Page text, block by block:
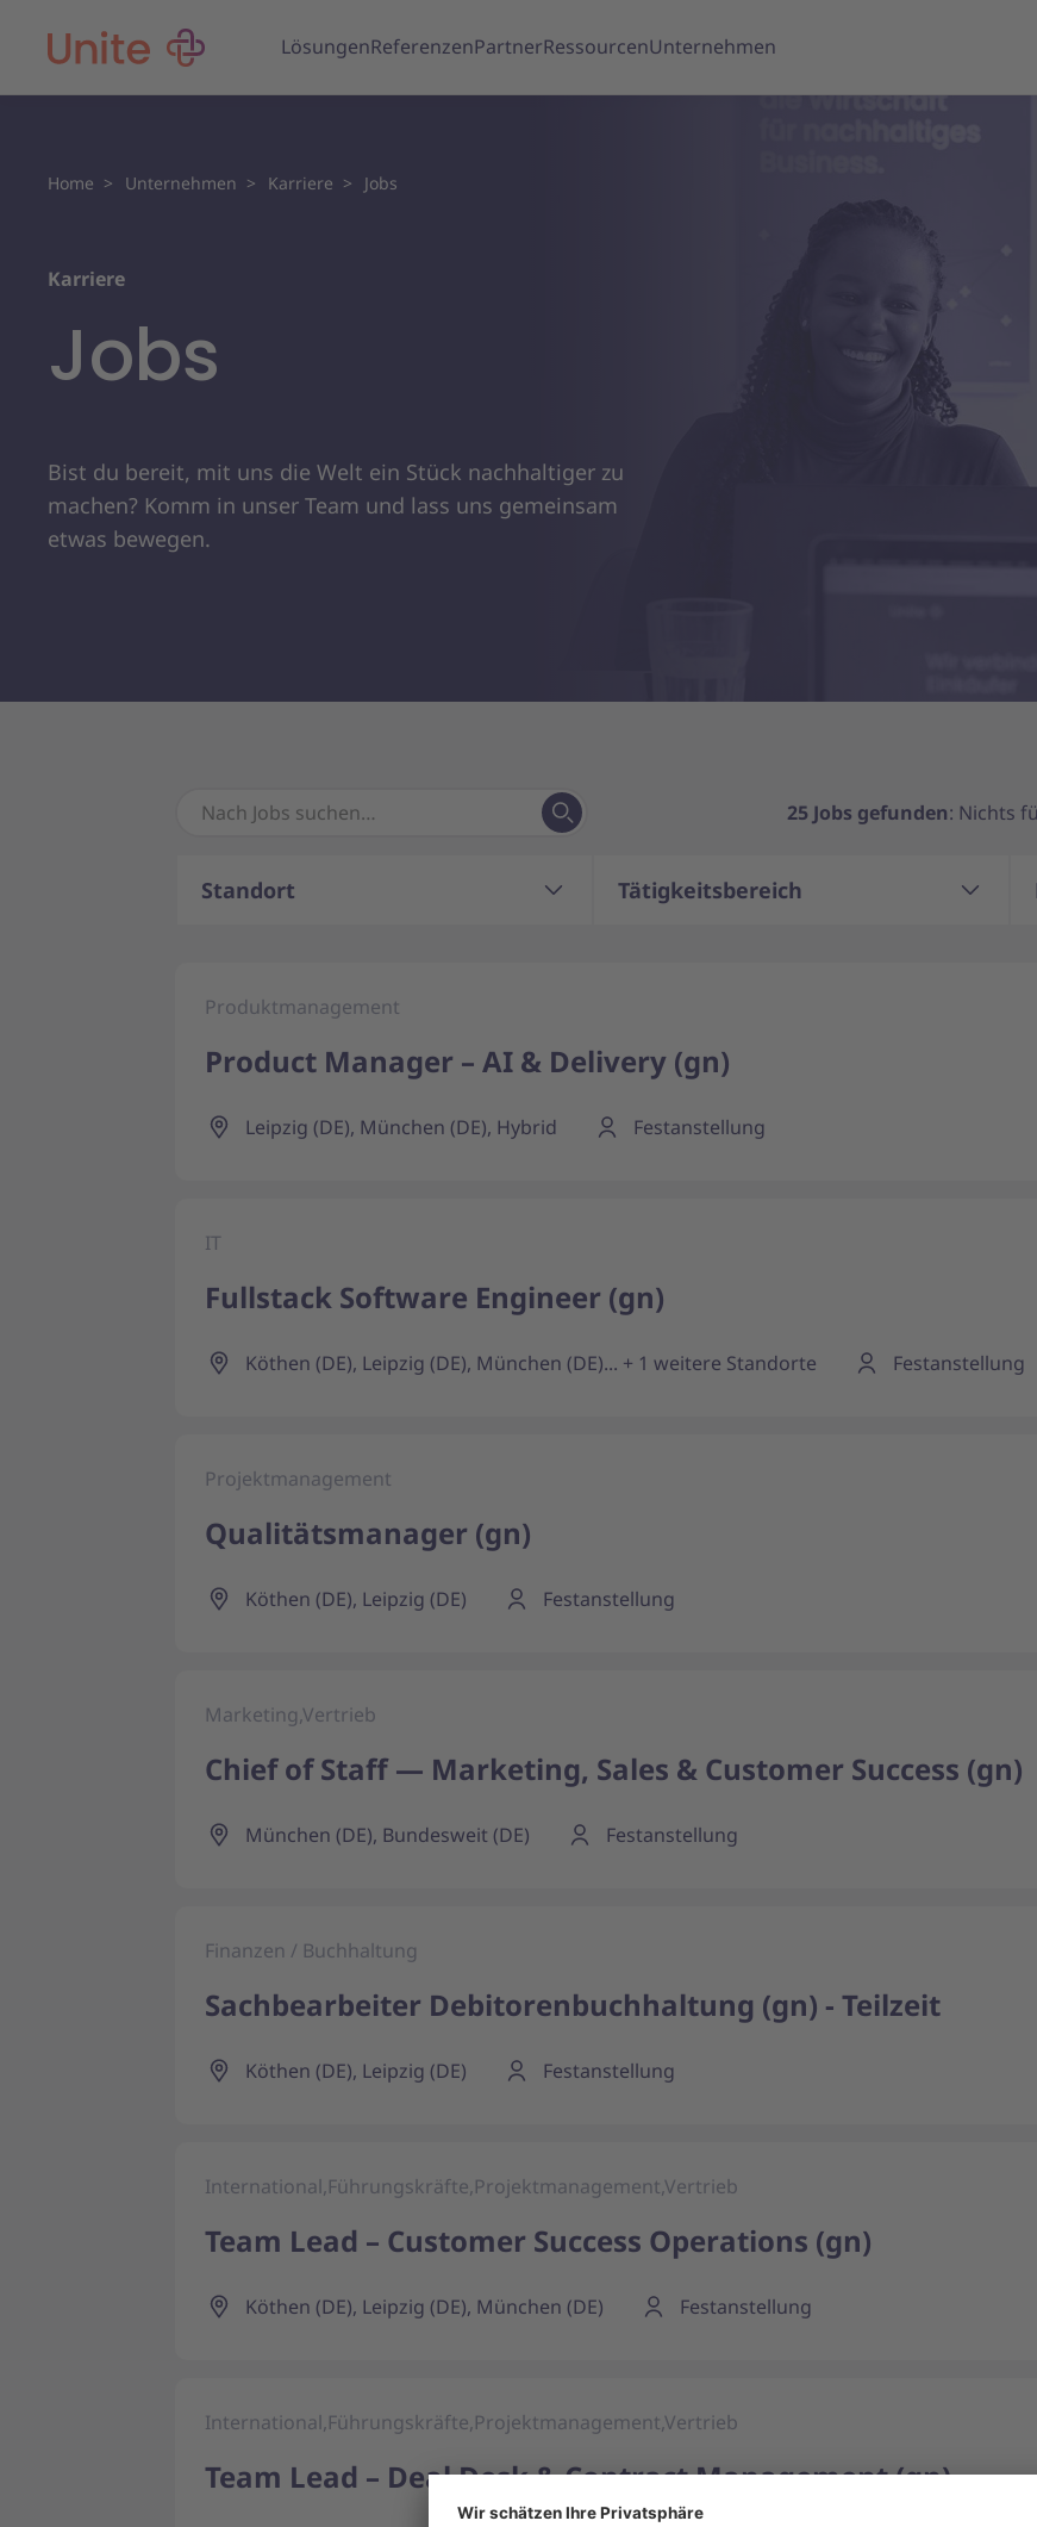
LösungenReferenzenPartnerRessourcenUnternehmen
Home Unternehmen Karriere Jobs
Karriere
Jobs
Bist du bereit, mit uns die Welt ein Stück nachhaltiger zu
machen? Komm in unser Team und lass uns gemeinsam
etwas bewegen.
25 Jobs gefunden: Nichts
Standort Tätigkeitsbereich
Produktmanagement
Product Manager – AI & Delivery (gn)
Leipzig (DE), München (DE), Hybrid Festanstellung
IT
Fullstack Software Engineer (gn)
Köthen (DE), Leipzig (DE), München (DE)... + 1 weitere Standorte Festanstellung
Projektmanagement
Qualitätsmanager (gn)
Köthen (DE), Leipzig (DE) Festanstellung
Marketing,Vertrieb
Chief of Staff — Marketing, Sales & Customer Success (gn)
München (DE), Bundesweit (DE) Festanstellung
Finanzen / Buchhaltung
Sachbearbeiter Debitorenbuchhaltung (gn) - Teilzeit
Köthen (DE), Leipzig (DE) Festanstellung
International,Führungskräfte,Projektmanagement,Vertrieb
Team Lead – Customer Success Operations (gn)
Köthen (DE), Leipzig (DE), München (DE) Festanstellung
International,Führungskräfte,Projektmanagement,Vertrieb
Team Lead – Deal Desk & Contract Management (gn)